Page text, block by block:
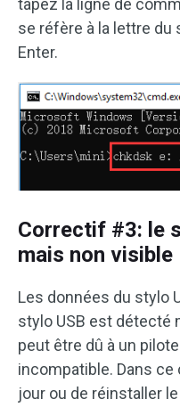
tapez la ligne de
se réfère à la lettre du
Enter.
Correctif #3: le
mais non visible
Les données du stylo
stylo USB est détecté
peut être dû à un
incompatible. Dans
jour ou de réinstaller